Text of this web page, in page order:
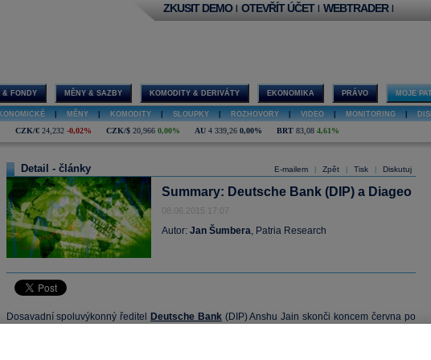
ZKUSIT DEMO | OTEVŘÍT ÚČET | WEBTRADER |
& FONDY MĚNY & SAZBY KOMODITY & DERIVÁTY EKONOMIKA PRÁVO MOJE
MĚNY KOMODITY SLOUPKY ROZHOVORY VIDEO MONITORING
CZK/€ 24,232 -0,02% CZK/$ 20,966 0,00% AU 4 339,26 0,00% BRT 83,08 4,61%
E-mailem Zpět Tisk Diskutuj
Detail - články
Summary: Deutsche Bank (DIP) a Diageo
08.06.2015 17:07
Autor: Jan Šumbera, Patria Research
Dosavadní spoluvýkonný ředitel Deutsche Bank(DIP) Anshu Jain skonči koncem června po